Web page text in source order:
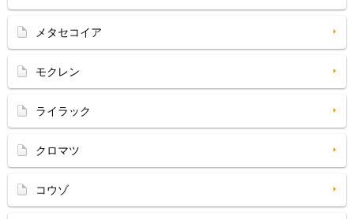
メタセコイア
モクレン
ライラック
クロマツ
コウゾ